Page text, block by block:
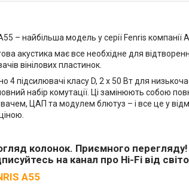
– найбільша модель у серії Fenris компанії
акустика має все необхідне для
вінілових пластинок.
4 підсилювачі класу D, 2 x 50 Вт для
набір комутації. Ці замінюють собою
ЦАП та модулем блютуз – і все це у
колонок. Приємного
на канал про Hi-Fi від
A55